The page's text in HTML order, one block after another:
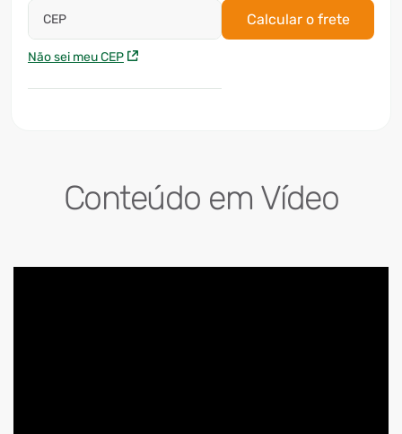
CEP
Não sei meu CEP
Calcular o frete
Conteúdo em Vídeo